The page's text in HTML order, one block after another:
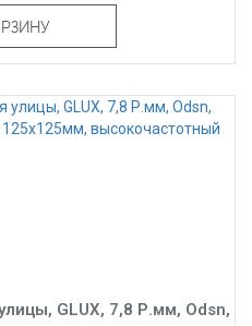
GLUX, 7,8 Р.мм, Odsn,